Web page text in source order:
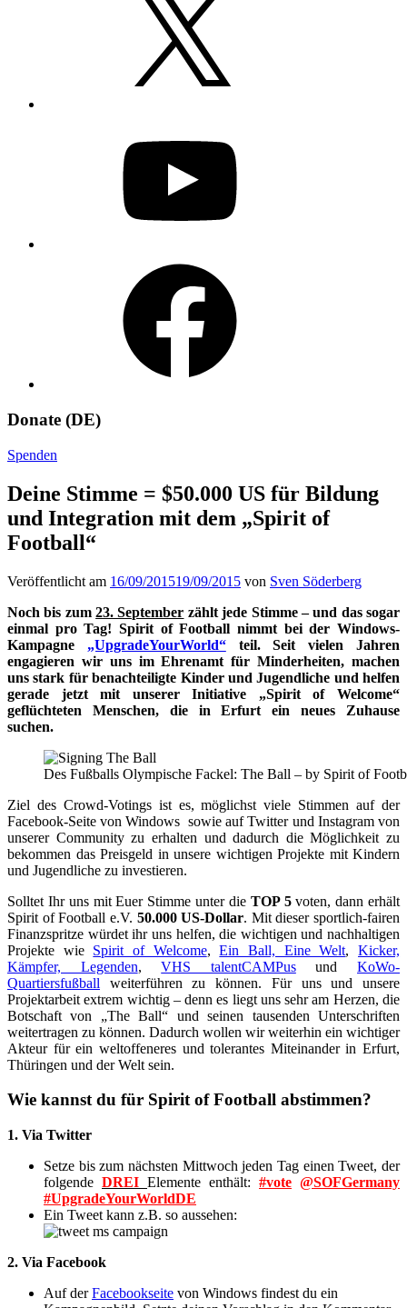
Donate (DE)
Spenden
Deine Stimme = $50.000 US für Bildung
und Integration mit dem „Spirit of
Football“
Veröffentlicht am 16/09/201519/09/2015 von Sven Söderberg
Noch bis zum23. September zählt jede Stimme – und das sogar
einmal pro Tag! Spirit of Football nimmt bei der Windows-
Kampagne „UpgradeYourWorld“teil. Seit vielen Jahren
engagieren wir uns im Ehrenamt für Minderheiten, machen
uns stark für benachteiligte Kinder und Jugendliche und helfen
gerade jetzt mit unserer Initiative „Spirit of Welcome“
geflüchteten Menschen, die in Erfurt ein neues Zuhause
suchen.
Des Fußballs Olympische Fackel: The Ball – by Spirit of
Ziel des Crowd-Votings ist es, möglichst viele Stimmen auf der
Facebook-Seite von Windows sowie auf Twitter und Instagram von
unserer Community zu erhalten und dadurch die Möglichkeit zu
bekommen das Preisgeld in unsere wichtigen Projekte mit Kindern
und Jugendliche zu investieren.
Solltet Ihr uns mit Euer Stimme unter die TOP 5voten, dann erhält
Spirit of Football e.V. 50.000 US-Dollar. Mit dieser sportlich-fairen
Finanzspritze würdet ihr uns helfen, die wichtigen und nachhaltigen
Projekte wie Spirit of Welcome,Ein Ball, Eine Welt,Kicker,
Kämpfer, Legenden,VHS talentCAMPusundKoWo-
Quartiersfußball weiterführen zu können. Für uns und unsere
Projektarbeit extrem wichtig – denn es liegt uns sehr am Herzen, die
Botschaft von „The Ball“ und seinen tausenden Unterschriften
weitertragen zu können. Dadurch wollen wir weiterhin ein wichtiger
Akteur für ein weltoffeneres und tolerantes Miteinander in Erfurt,
Thüringen und der Welt sein.
Wie kannst du für Spirit of Football abstimmen?
1. Via Twitter
Setze bis zum nächsten Mittwoch jeden Tag einen Tweet, der
folgende DREI Elemente enthält: #vote @SOFGermany
#UpgradeYourWorldDE
Ein Tweet kann z.B. so aussehen:
2. Via Facebook
Auf derFacebookseite von Windows findest du ein